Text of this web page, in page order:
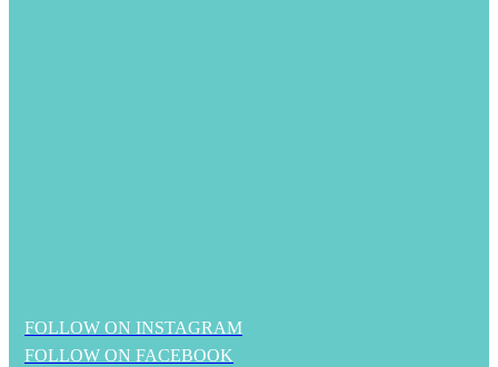
FOLLOW ON INSTAGRAM
FOLLOW ON FACEBOOK